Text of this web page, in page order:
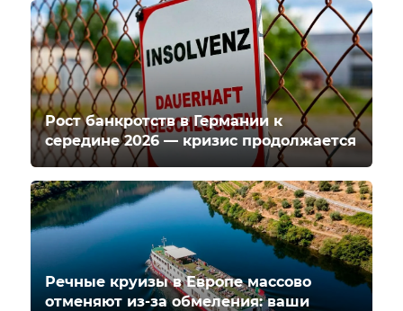
Рост банкротств в Германии к
середине 2026 — кризис продолжается
Речные круизы в Европе массово
отменяют из-за обмеления: ваши